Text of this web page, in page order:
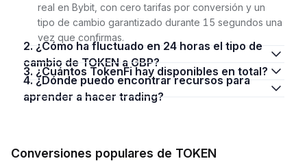
real en Bybit, con cero tarifas por conversión y un
tipo de cambio garantizado durante 15 segundos una
vez que confirmas.
2. ¿Cómo ha fluctuado en 24 horas el tipo de
cambio de TOKEN a GBP?
3. ¿Cuántos TokenFi hay disponibles en total?
4. ¿Dónde puedo encontrar recursos para
aprender a hacer trading?
Conversiones populares de TOKEN